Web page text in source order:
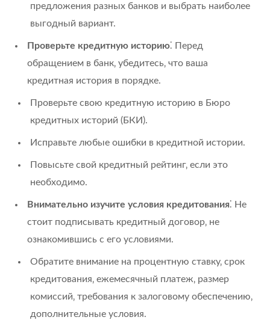
предложения разных банков и выбрать наиболее
выгодный вариант.
Проверьте кредитную историю⁚ Перед
обращением в банк‚ убедитесь‚ что ваша
кредитная история в порядке.
Проверьте свою кредитную историю в Бюро
кредитных историй (БКИ).
Исправьте любые ошибки в кредитной истории.
Повысьте свой кредитный рейтинг‚ если это
необходимо.
Внимательно изучите условия кредитования⁚ Не
стоит подписывать кредитный договор‚ не
ознакомившись с его условиями.
Обратите внимание на процентную ставку‚ срок
кредитования‚ ежемесячный платеж‚ размер
комиссий‚ требования к залоговому обеспечению‚
дополнительные условия.